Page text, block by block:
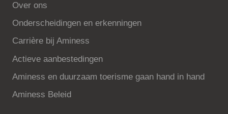
Over ons
Onderscheidingen en erkenningen
Carrière bij Aminess
Actieve aanbestedingen
Aminess en duurzaam toerisme gaan hand in hand
Aminess Beleid